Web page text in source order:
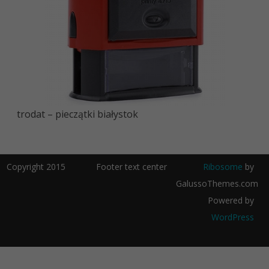
trodat – pieczątki białystok
Copyright 2015 Footer text center Ribosome by
GalussoThemes.com
Powered by
WordPress